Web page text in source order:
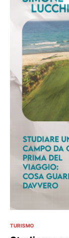
TURISMO